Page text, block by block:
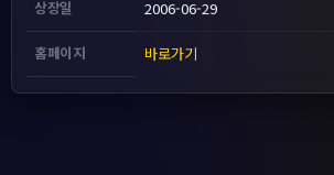
상장일 2006-06-29
홈페이지 바로가기